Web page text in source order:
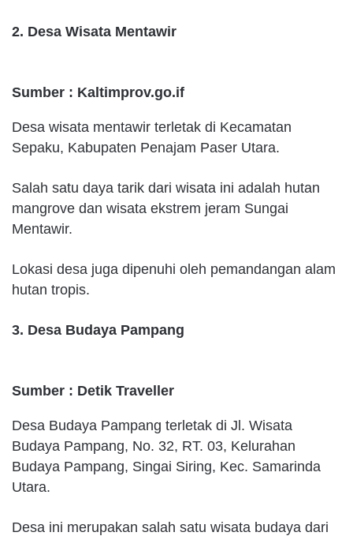
2. Desa Wisata Mentawir
Sumber : Kaltimprov.go.if
Desa wisata mentawir terletak di Kecamatan
Sepaku, Kabupaten Penajam Paser Utara.
Salah satu daya tarik dari wisata ini adalah hutan
mangrove dan wisata ekstrem jeram Sungai
Mentawir.
Lokasi desa juga dipenuhi oleh pemandangan alam
hutan tropis.
3. Desa Budaya Pampang
Sumber : Detik Traveller
Desa Budaya Pampang terletak di Jl. Wisata
Budaya Pampang, No. 32, RT. 03, Kelurahan
Budaya Pampang, Singai Siring, Kec. Samarinda
Utara.
Desa ini merupakan salah satu wisata budaya dari